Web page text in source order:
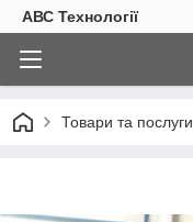
АВС Технології
Товари та послуги